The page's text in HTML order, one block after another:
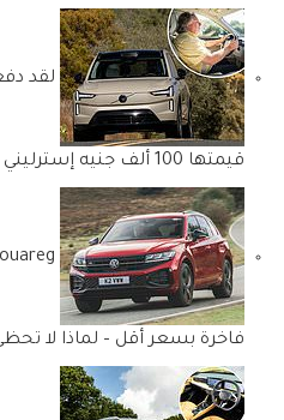
لقد
قيمتها 100 ألف جنيه إسترليني إلى التشتيت: قيادة EX90 SUV
فاخرة بسعر أقل – لماذا لا